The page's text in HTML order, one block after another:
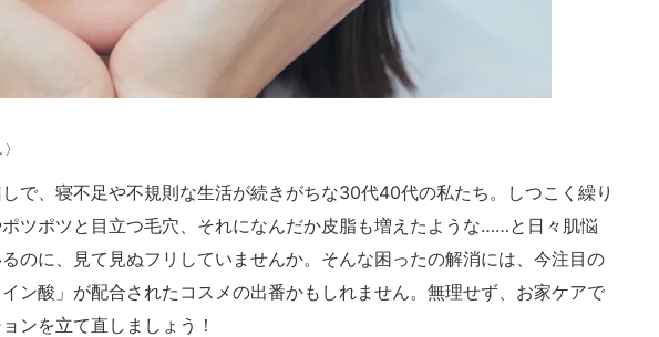
で、寝不足や不規則な生活が続きがちな30代40代の私たち。しつこく繰り
ツポツと目立つ毛穴、それになんだか皮脂も増えたような……と日々肌悩
のに、見て見ぬフリしていませんか。そんな困ったの解消には、今注目の
ン酸」が配合されたコスメの出番かもしれません。無理せず、お家ケアで
ンを立て直しましょう！